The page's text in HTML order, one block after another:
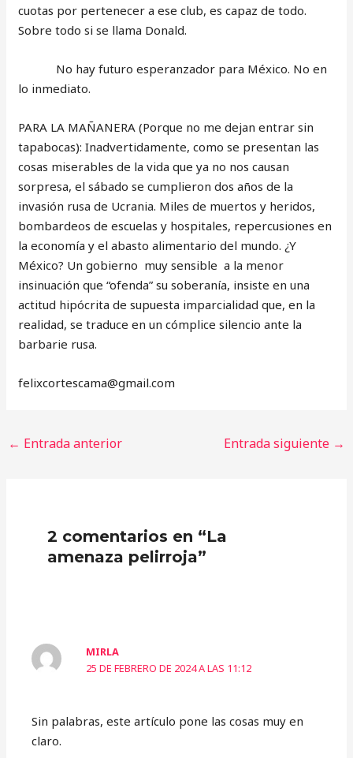
cuotas por pertenecer a ese club, es capaz de todo.
Sobre todo si se llama Donald.
No hay futuro esperanzador para México. No en
lo inmediato.
PARA LA MAÑANERA (Porque no me dejan entrar sin
tapabocas): Inadvertidamente, como se presentan las
cosas miserables de la vida que ya no nos causan
sorpresa, el sábado se cumplieron dos años de la
invasión rusa de Ucrania. Miles de muertos y heridos,
bombardeos de escuelas y hospitales, repercusiones en
la economía y el abasto alimentario del mundo. ¿Y
México? Un gobierno muy sensible a la menor
insinuación que “ofenda” su soberanía, insiste en una
actitud hipócrita de supuesta imparcialidad que, en la
realidad, se traduce en un cómplice silencio ante la
barbarie rusa.
‎felixcortescama@gmail.com
← Entrada anterior Entrada siguiente →
2 comentarios en “La
amenaza pelirroja”
MIRLA
25 DE FEBRERO DE 2024 A LAS 11:12
Sin palabras, este artículo pone las cosas muy en
claro.